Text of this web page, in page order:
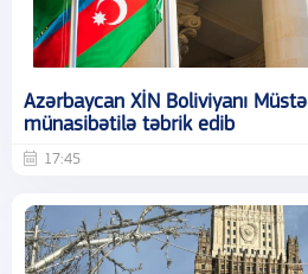
Azərbaycan XİN Boliviyanı
münasibətilə təbrik edib
17:45